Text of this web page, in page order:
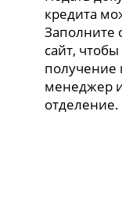
кредита
Заполните
сайт,
получение
менеджер
отделение.